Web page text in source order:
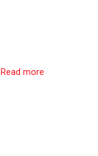
Read more